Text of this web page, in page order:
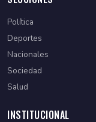
Política
Deportes
Nacionales
Sociedad
Salud
INSTITUCIONAL